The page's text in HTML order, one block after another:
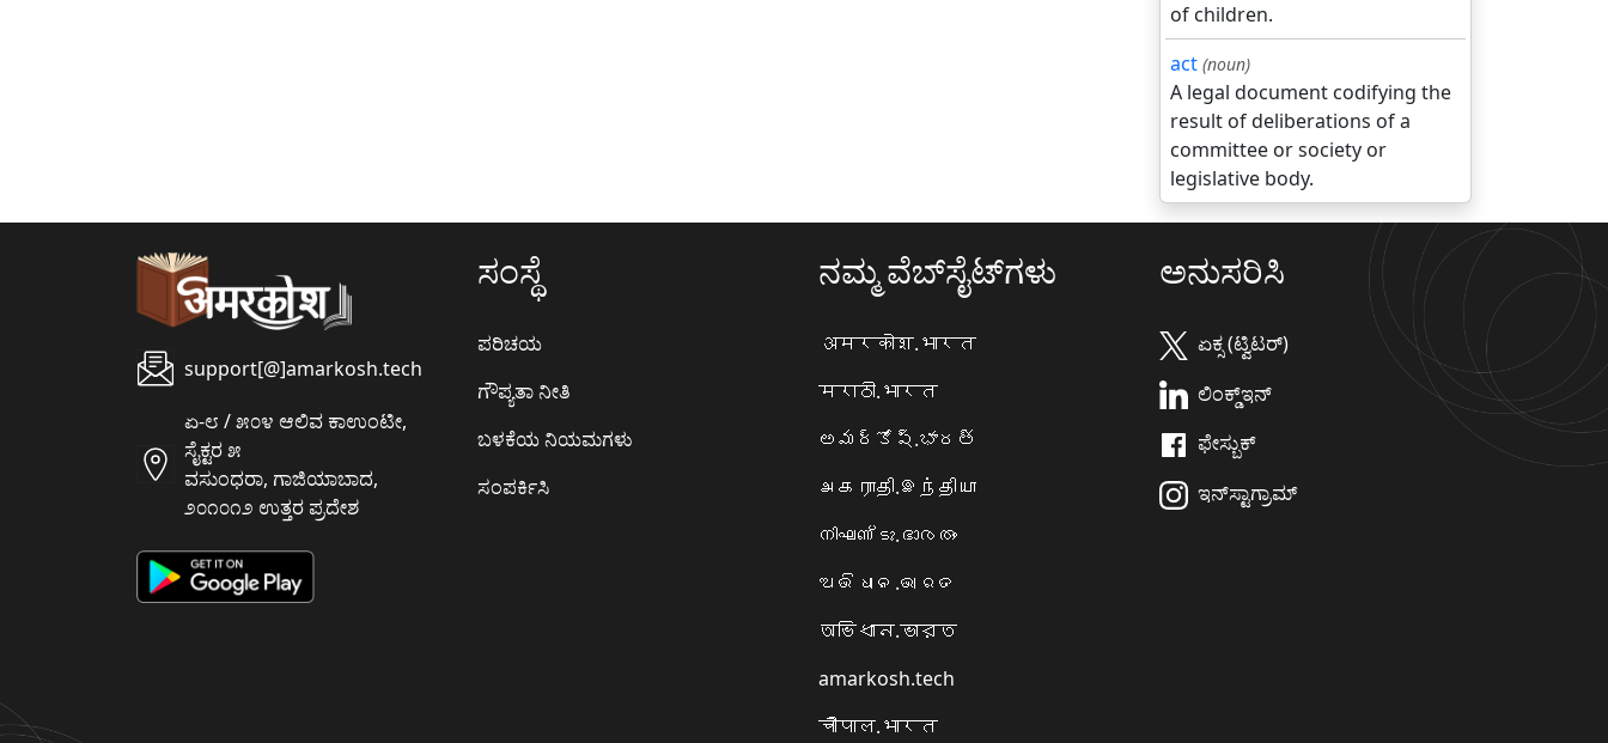
of children.
act (noun)
A legal document codifying the
result of deliberations of a
committee or society or
legislative body.
support[@]amarkosh.tech
ಏ-೮ / ೫೦೪ ಆಲಿವ ಕಾಉಂಟೀ,
ಸೈಕ್ಟರ ೫
ವಸುಂಧರಾ, ಗಾಜಿಯಾಬಾದ,
೨೦೧೦೧೨ ಉತ್ತರ ಪ್ರದೇಶ
ಸಂಸ್ಥೆ
ಪರಿಚಯ
ಗೌಪ್ಯತಾ ನೀತಿ
ಬಳಕೆಯ ನಿಯಮಗಳು
ಸಂಪರ್ಕಿಸಿ
ನಮ್ಮ ವೆಬ್‌ಸೈಟ್‌ಗಳು
अमरकोश.भारत
मराठी.भारत
అమర్కోష్.భారత్
அகராதி.இந்தியா
നിഘണ്ടു.ഭാരതം
ଅଭିଧାନ.ଭାରତ
অভিধান.ভারত
amarkosh.tech
चौपाल.भारत
ಅನುಸರಿಸಿ
ಏಕ್ಸ (ಟ್ವಿಟರ್)
ಲಿಂಕ್ಡ್‌ಇನ್
ಫೇಸ್ಬುಕ್
ಇನ್‌ಸ್ಟಾಗ್ರಾಮ್